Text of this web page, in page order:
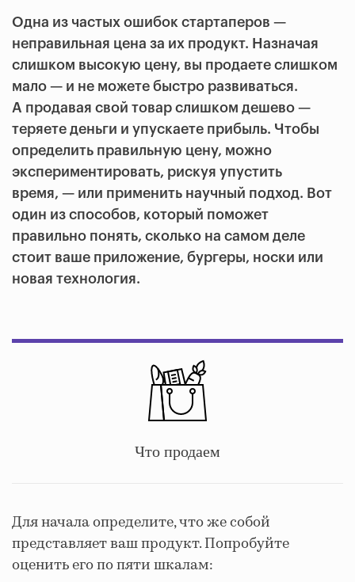
Одна из частых ошибок стартаперов —
неправильная цена за их продукт. Назначая
слишком высокую цену, вы продаете слишком
мало — и не можете быстро развиваться.
А продавая свой товар слишком дешево —
теряете деньги и упускаете прибыль. Чтобы
определить правильную цену, можно
экспериментировать, рискуя упустить
время, — или применить научный подход. Вот
один из способов, который поможет
правильно понять, сколько на самом деле
стоит ваше приложение, бургеры, носки или
новая технология.
Что продаем
Для начала определите, что же собой
представляет ваш продукт. Попробуйте
оценить его по пяти шкалам: